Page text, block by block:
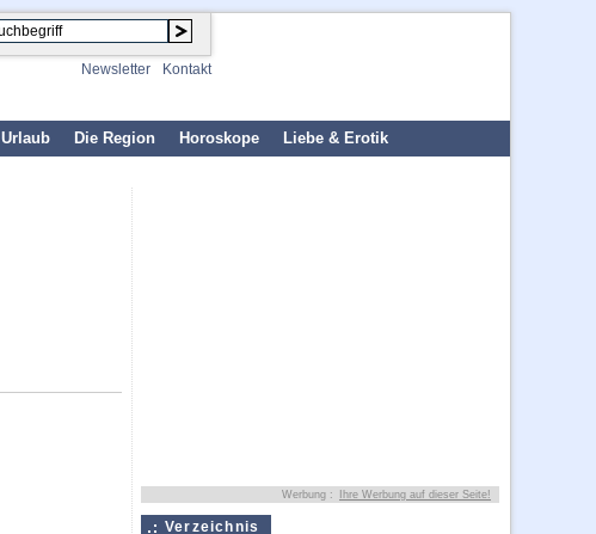
Newsletter Kontakt
Urlaub Die Region Horoskope Liebe & Erotik
Werbung : Ihre Werbung auf dieser Seite!
Verzeichnis